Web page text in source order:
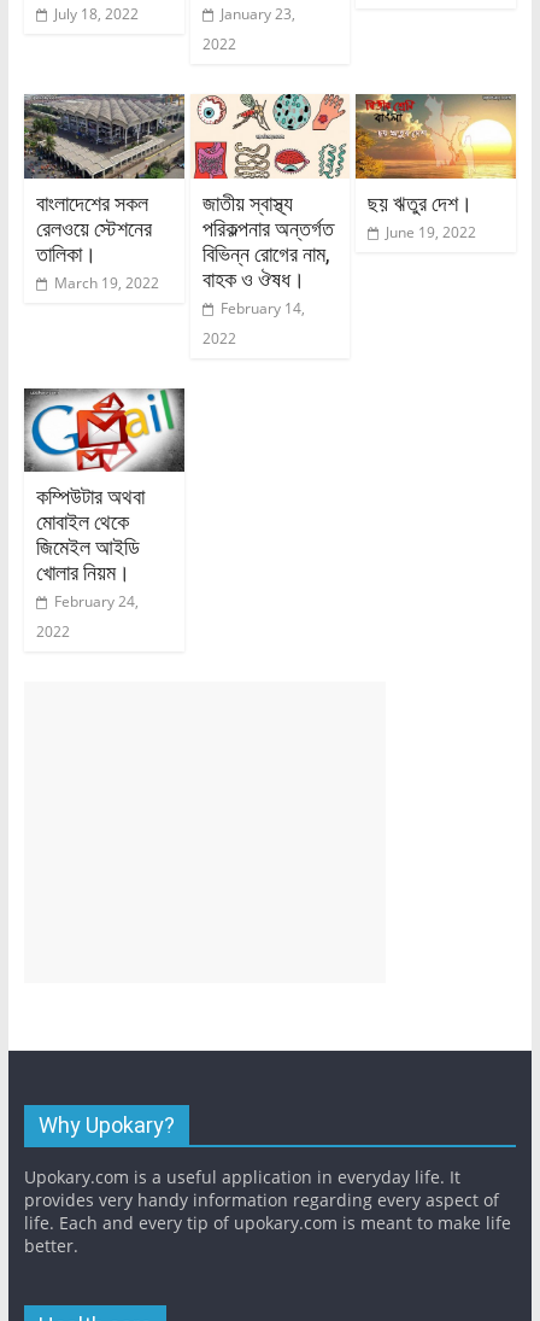
July 18, 2022
January 23,
2022
বাংলাদেশের সকল
রেলওয়ে স্টেশনের
তালিকা।
March 19, 2022
জাতীয় স্বাস্থ্য
পরিকল্পনার অন্তর্গত
বিভিন্ন রোগের নাম,
বাহক ও ঔষধ।
February 14,
2022
ছয় ঋতুর দেশ।
June 19, 2022
কম্পিউটার অথবা
মোবাইল থেকে
জিমেইল আইডি
খোলার নিয়ম।
February 24,
2022
Why Upokary?
Upokary.com is a useful application in everyday life. It
provides very handy information regarding every aspect of
life. Each and every tip of upokary.com is meant to make life
better.